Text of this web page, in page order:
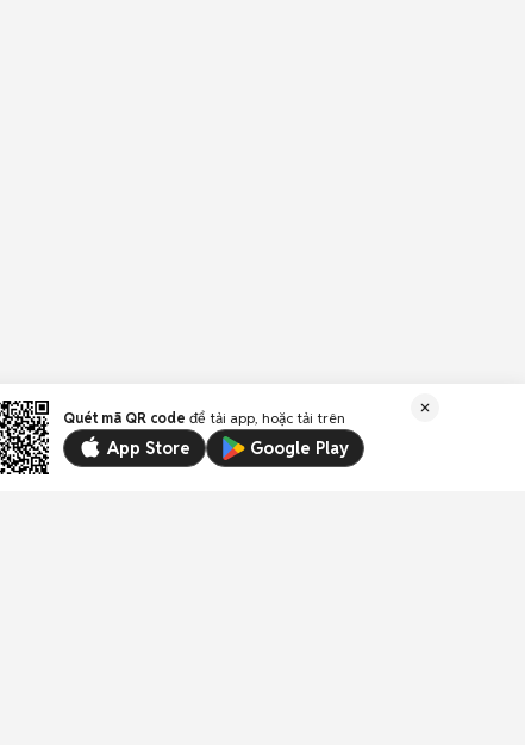
Quét mã QR code để tải app, hoặc tải trên
App Store Google Play